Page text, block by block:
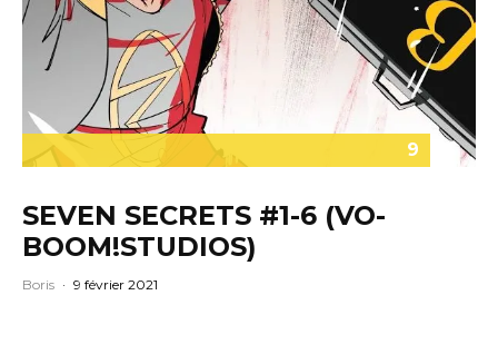
9
SEVEN SECRETS #1-6 (VO-
BOOM!STUDIOS)
Boris · 9 février 2021